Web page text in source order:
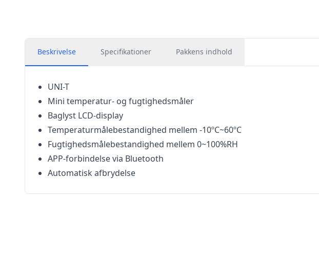
Beskrivelse Specifikationer Pakkens indhold
UNI-T
Mini temperatur- og fugtighedsmåler
Baglyst LCD-display
Temperaturmålebestandighed mellem -10ºC~60ºC
Fugtighedsmålebestandighed mellem 0~100%RH
APP-forbindelse via Bluetooth
Automatisk afbrydelse